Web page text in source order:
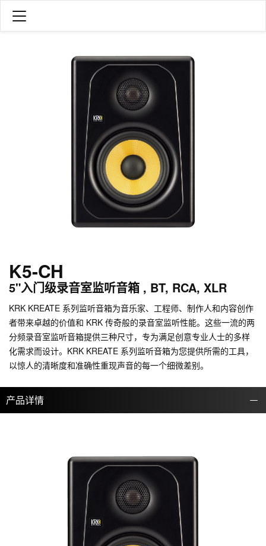
K5-CH
5"入门级录音室监听音箱 , BT, RCA, XLR
KRK KREATE 系列监听音箱为音乐家、工程师、制作人和内容创作
者带来卓越的价值和 KRK 传奇般的录音室监听性能。这些一流的两
分频录音室监听音箱提供三种尺寸，专为满足创意专业人士的多样
化需求而设计。KRK KREATE 系列监听音箱为您提供所需的工具，
以惊人的清晰度和准确性重现声音的每一个细微差别。
产品详情